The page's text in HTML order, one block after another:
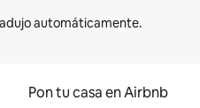
Pon tu casa en Airbnb